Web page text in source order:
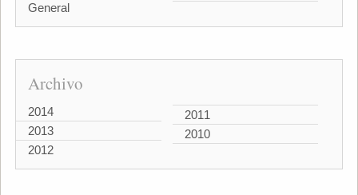
General
Archivo
2014
2013
2012
2011
2010